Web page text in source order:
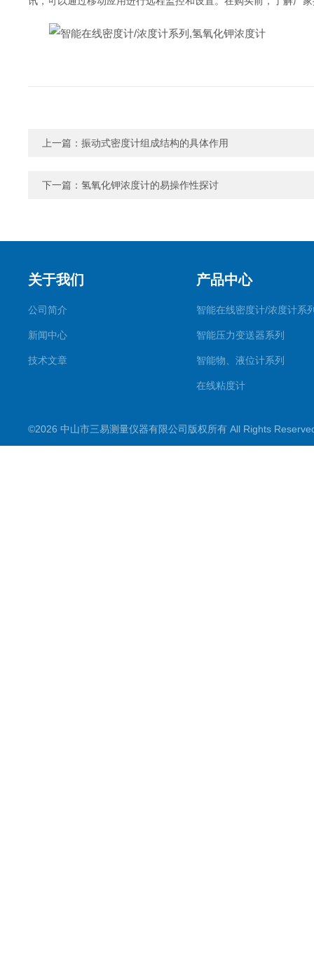
上一篇： 振动式密度计组成结构的具体作用
下一篇： 氢氧化钾浓度计的易操作性探讨
关于我们
公司简介
新闻中心
技术文章
产品中心
智能在线密度计/浓度计系
智能压力变送器系列
智能物、液位计系列
在线粘度计
©2026 中山市三易测量仪器有限公司版权所有 All Rights